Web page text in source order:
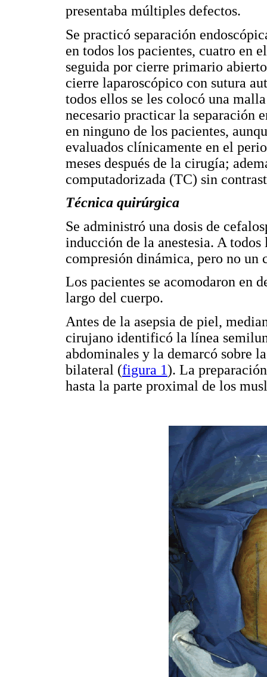
presentaba múltiples defectos.
Se practicó separación
en todos los pacientes, cuatro en
seguida por cierre primario
cierre laparoscópico con sutura
todos ellos se les colocó una
necesario practicar la separación
en ninguno de los pacientes,
evaluados clínicamente en el
meses después de la cirugía;
computadorizada (TC) sin
Técnica quirúrgica
Se administró una dosis de
inducción de la anestesia. A
compresión dinámica, pero no un
Los pacientes se acomodaron en
largo del cuerpo.
Antes de la asepsia de piel,
cirujano identificó la línea
abdominales y la demarcó sobre
bilateral (figura 1). La
hasta la parte proximal de los